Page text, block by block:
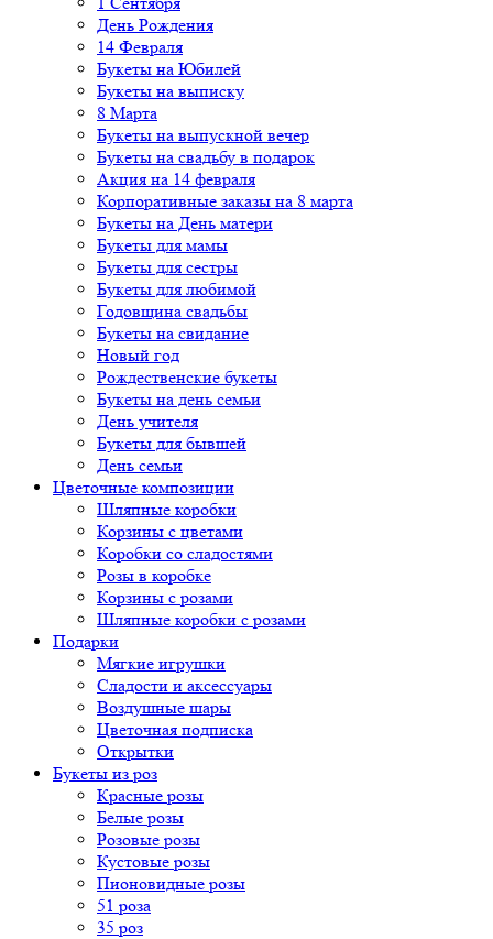
День Рождения
14 Февраля
Букеты на Юбилей
Букеты на выписку
8 Марта
Букеты на выпускной вечер
Букеты на свадьбу в подарок
Акция на 14 февраля
Корпоративные заказы на 8 марта
Букеты на День матери
Букеты для мамы
Букеты для сестры
Букеты для любимой
Годовщина свадьбы
Букеты на свидание
Новый год
Рождественские букеты
Букеты на день семьи
День учителя
Букеты для бывшей
День семьи
Цветочные композиции
Шляпные коробки
Корзины с цветами
Коробки со сладостями
Розы в коробке
Корзины с розами
Шляпные коробки с розами
Подарки
Мягкие игрушки
Сладости и аксессуары
Воздушные шары
Цветочная подписка
Открытки
Букеты из роз
Красные розы
Белые розы
Розовые розы
Кустовые розы
Пионовидные розы
51 роза
35 роз